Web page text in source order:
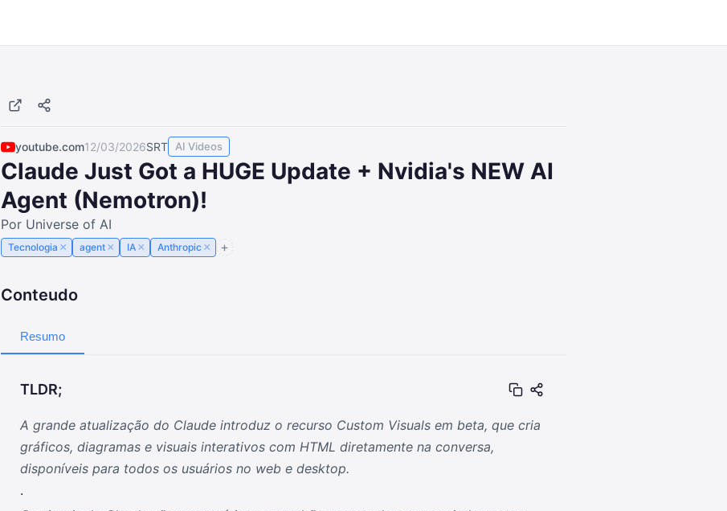
youtube.com12/03/2026SRT AI Videos
Claude Just Got a HUGE Update + Nvidia's NEW AI
Agent (Nemotron)!
Por Universe of AI
Tecnologia × agent × IA × Anthropic ×
Conteudo
Resumo
TLDR;
A grande atualização do Claude introduz o recurso Custom Visuals em beta, que cria
gráficos, diagramas e visuais interativos com HTML diretamente na conversa,
disponíveis para todos os usuários no web e desktop.
.